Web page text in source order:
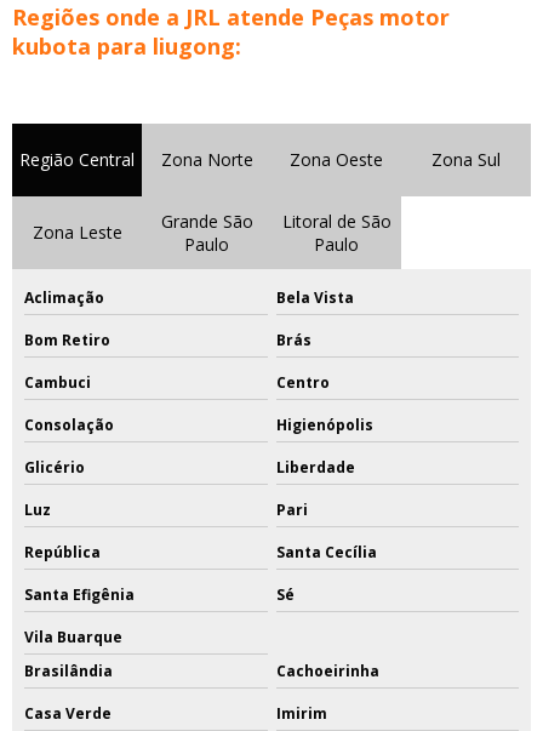
Regiões onde a JRL atende Peças motor
kubota para liugong:
Região Central Zona Norte Zona Oeste Zona Sul
Zona Leste
Grande São
Paulo
Litoral de São
Paulo
Aclimação Bela Vista
Bom Retiro Brás
Cambuci Centro
Consolação Higienópolis
Glicério Liberdade
Luz Pari
República Santa Cecília
Santa Efigênia Sé
Vila Buarque
Brasilândia
Cachoeirinha
Casa Verde Imirim